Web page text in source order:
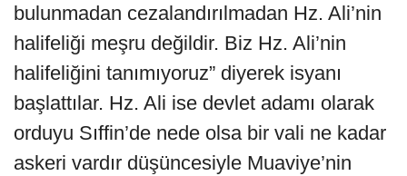
bulunmadan cezalandırılmadan Hz. Ali’nin
halifeliği meşru değildir. Biz Hz. Ali’nin
halifeliğini tanımıyoruz” diyerek isyanı
başlattılar. Hz. Ali ise devlet adamı olarak
orduyu Sıffin’de nede olsa bir vali ne kadar
askeri vardır düşüncesiyle Muaviye’nin